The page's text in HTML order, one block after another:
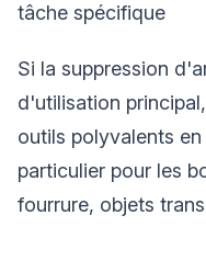
tâche spécifique
Si la suppression
d'utilisation
outils polyvalents
particulier pour les
fourrure, objets